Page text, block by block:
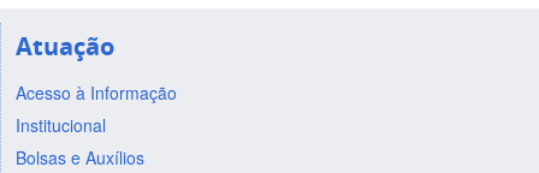
Atuação
Acesso à Informação
Institucional
Bolsas e Auxílios